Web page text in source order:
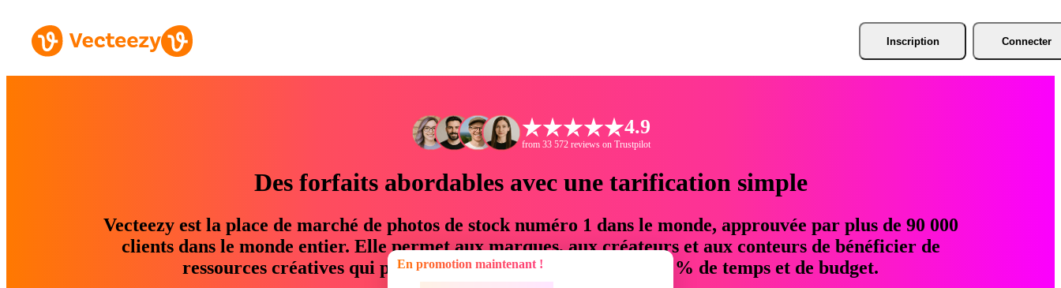
Inscription Connecter
4.9
from 33 572 reviews on Trustpilot
Des forfaits abordables avec une tarification simple
Vecteezy est la place de marché de photos de stock numéro 1 dans le monde, approuvée par plus de 90 000
clients dans le monde entier. Elle permet aux marques, aux créateurs et aux conteurs de bénéficier de
ressources créatives qui permettent d'économiser jusqu'à 76 % de temps et de budget.
En promotion maintenant !